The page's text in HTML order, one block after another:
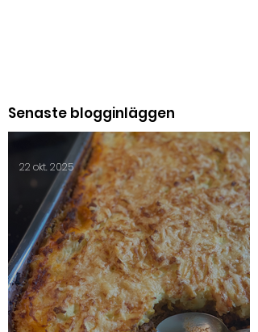
Senaste blogginläggen
22 okt. 2025